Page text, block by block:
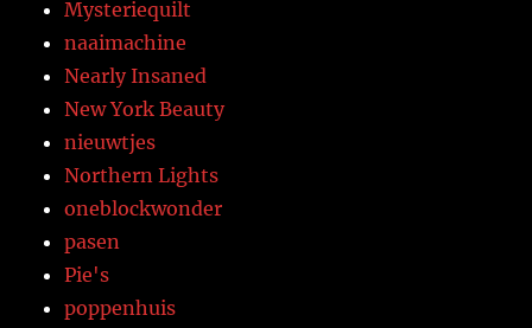
Mysteriequilt
naaimachine
Nearly Insaned
New York Beauty
nieuwtjes
Northern Lights
oneblockwonder
pasen
Pie's
poppenhuis